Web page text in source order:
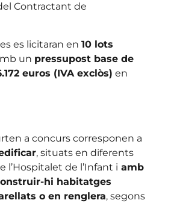
Contractant de
es licitaran en 10 lots
un pressupost base de
euros (IVA exclòs) en
a concurs corresponen a
, situats en diferents
l’Hospitalet de l’Infant i amb
hi habitatges
o en renglera, segons